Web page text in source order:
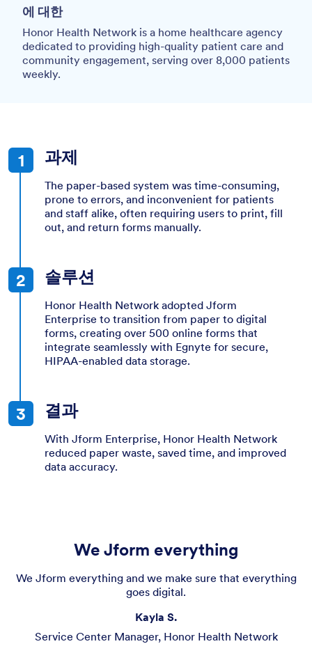
에 대한
Honor Health Network is a home healthcare agency
dedicated to providing high-quality patient care and
community engagement, serving over 8,000 patients
weekly.
과제
The paper-based system was time-consuming,
prone to errors, and inconvenient for patients
and staff alike, often requiring users to print, fill
out, and return forms manually.
솔루션
Honor Health Network adopted Jform
Enterprise to transition from paper to digital
forms, creating over 500 online forms that
integrate seamlessly with Egnyte for secure,
HIPAA-enabled data storage.
결과
With Jform Enterprise, Honor Health Network
reduced paper waste, saved time, and improved
data accuracy.
We Jform everything
We Jform everything and we make sure that everything
goes digital.
Kayla S.
Service Center Manager, Honor Health Network